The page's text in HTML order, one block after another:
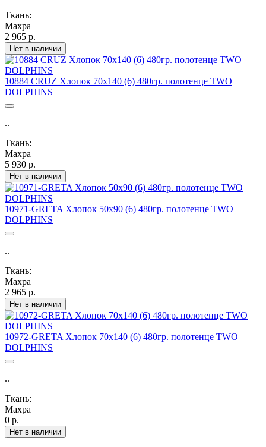
Ткань:
Махра
2 965 р.
Нет в наличии
10884 CRUZ Хлопок 70х140 (6) 480гр. полотенце TWO
DOLPHINS
..
Ткань:
Махра
5 930 р.
Нет в наличии
10971-GRETA Хлопок 50х90 (6) 480гр. полотенце TWO
DOLPHINS
..
Ткань:
Махра
2 965 р.
Нет в наличии
10972-GRETA Хлопок 70х140 (6) 480гр. полотенце TWO
DOLPHINS
..
Ткань:
Махра
0 р.
Нет в наличии